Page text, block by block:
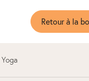
Retour à la
Yoga